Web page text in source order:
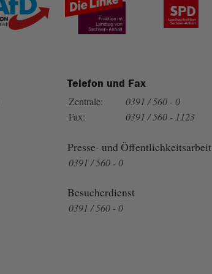
Telefon und Fax
Zentrale:
0391 / 560 - 0
Fax:
0391 / 560 - 1123
Presse- und Öffentlichkeitsarbeit
0391 / 560 - 0
Besucherdienst
0391 / 560 - 0